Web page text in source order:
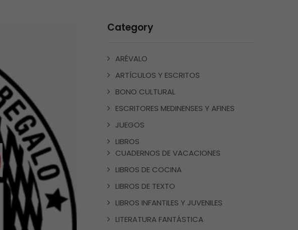
Category
ARÉVALO
ARTÍCULOS Y ESCRITOS
BONO CULTURAL
ESCRITORES MEDINENSES Y AFINES
JUEGOS
LIBROS
CUADERNOS DE VACACIONES
LIBROS DE COCINA
LIBROS DE TEXTO
LIBROS INFANTILES Y JUVENILES
LITERATURA FANTÁSTICA